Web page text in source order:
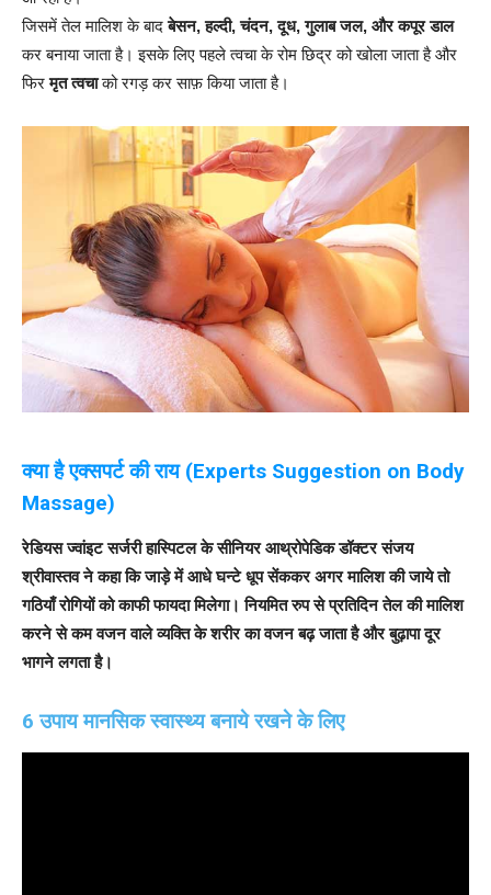
जिसमें तेल मालिश के बादबेसन, हल्दी, चंदन, दूध, गुलाब जल, और कपूर डाल
कर बनाया जाता है। इसके लिए पहले त्वचा के रोम छिद्र को खोला जाता है और
फिरमृत त्वचाको रगड़ कर साफ़ किया जाता है।
क्या है एक्सपर्ट की राय (Experts Suggestion on Body
Massage)
रेडियस ज्वांइट सर्जरी हास्पिटल के सीनियर आथ्रोपेडिक डॉक्टर संजय
श्रीवास्तव ने कहा कि जाड़े में आधे घन्टे धूप सेंककर अगर मालिश की जाये तो
गठियाँ रोगियों को काफी फायदा मिलेगा। नियमित रुप से प्रतिदिन तेल की मालिश
करने से कम वजन वाले व्यक्ति के शरीर का वजन बढ़ जाता है और बुढ़ापा दूर
भागने लगता है।
6 उपाय मानसिक स्वास्थ्य बनाये रखने के लिए